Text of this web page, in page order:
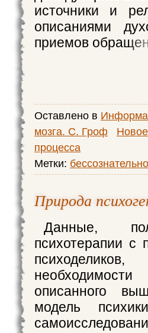
источники и
описаниями
приемов
Оставлено в
мозга. С. Гроф
процесса
Метки:
Природа
Данные,
психотерапии с
описанного
модель